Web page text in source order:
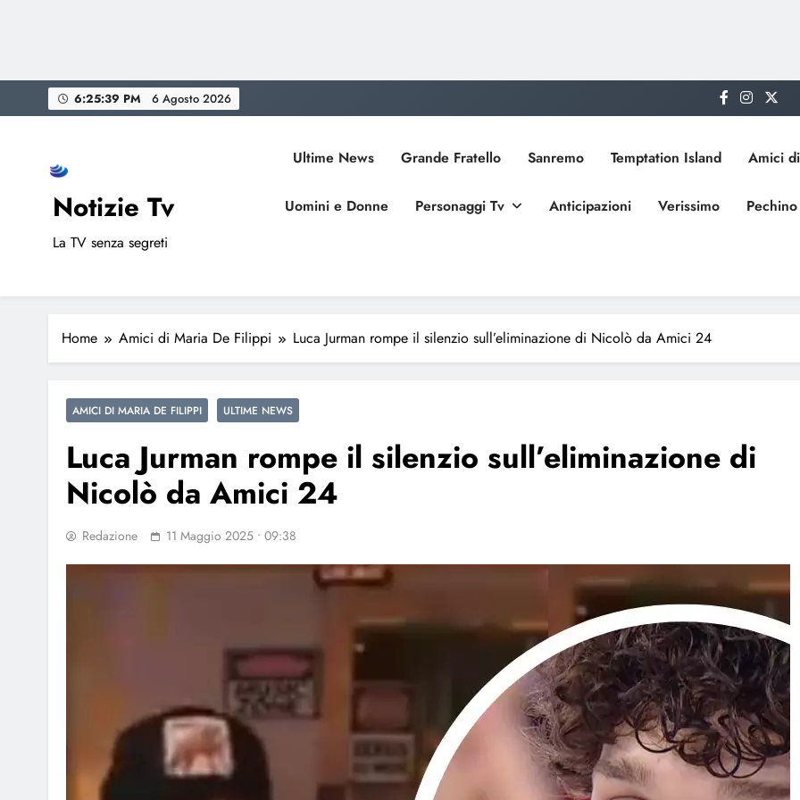
to
6:25:40 PM 6 Agosto 2026
Notizie Tv
La TV senza segreti
Ultime News Grande Fratello Sanremo Temptation Island Amici
Uomini e Donne Personaggi Tv Anticipazioni Verissimo
Home Amici di Maria De Filippi Luca Jurman rompe il silenzio sull’eliminazione di Nicolò da Amici 24
AMICI DI MARIA DE FILIPPI ULTIME NEWS
Luca Jurman rompe il silenzio sull’eliminazione di
Nicolò da Amici 24
Redazione 11 Maggio 2025 • 09:38